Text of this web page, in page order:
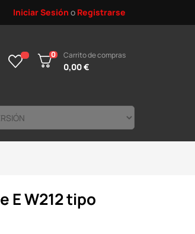
Iniciar Sesión o Registrarse
0 Carrito de compras
0,00 €
E W212 tipo